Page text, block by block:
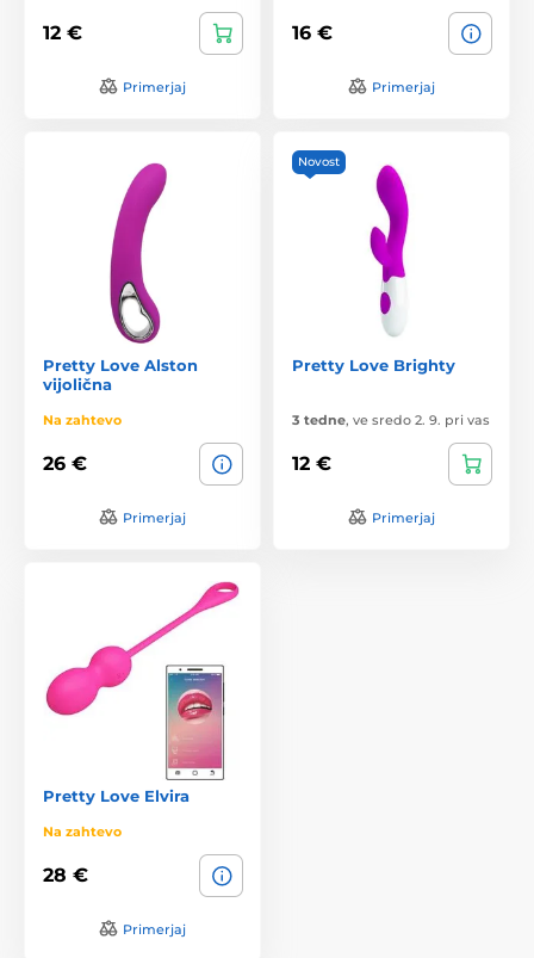
12 €
Primerjaj
16 €
Primerjaj
Pretty Love Alston
vijolična
Na zahtevo
26 €
Primerjaj
Novost
Pretty Love Brighty
3 tedne, ve sredo 2. 9. pri vas
12 €
Primerjaj
Pretty Love Elvira
Na zahtevo
28 €
Primerjaj